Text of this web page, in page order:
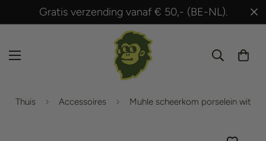
Gratis verzending vanaf € 50,- (BE-NL).
Thuis Accessoires Muhle scheerkom porselein wit